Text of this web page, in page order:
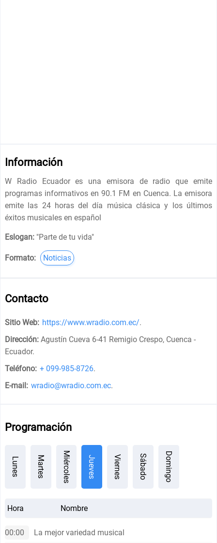
Información
W Radio Ecuador es una emisora de radio que emite
programas informativos en 90.1 FM en Cuenca. La emisora
emite las 24 horas del día música clásica y los últimos
éxitos musicales en español
Eslogan: "Parte de tu vida"
Formato: Noticias
Contacto
Sitio Web: https://www.wradio.com.ec/.
Dirección: Agustín Cueva 6-41 Remigio Crespo, Cuenca -
Ecuador.
Teléfono: + 099-985-8726.
E-mail: wradio@wradio.com.ec.
Programación
Lunes Martes Miércoles Jueves Viernes Sábado Domingo
Hora Nombre
00:00 La mejor variedad musical